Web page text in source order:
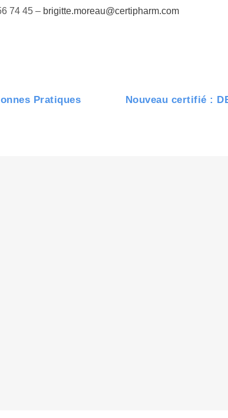
74 45 – brigitte.moreau@certipharm.com
Pratiques
Nouveau certifié :